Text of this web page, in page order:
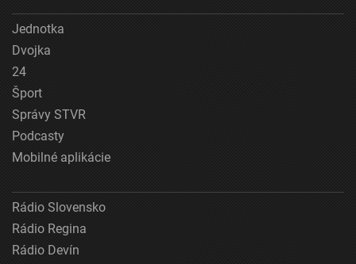
Jednotka
Dvojka
24
Šport
Správy STVR
Podcasty
Mobilné aplikácie
Rádio Slovensko
Rádio Regina
Rádio Devín